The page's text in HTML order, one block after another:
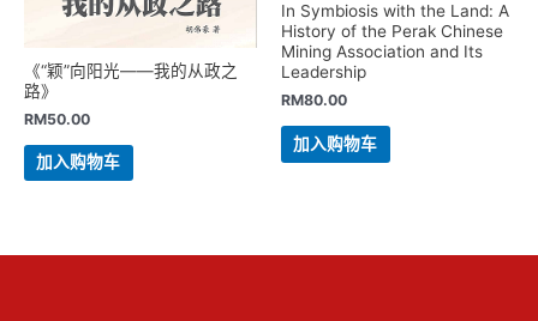
《“颖”向阳光——我的从政之
路》
RM50.00
加入购物车
In Symbiosis with the Land: A
History of the Perak Chinese
Mining Association and Its
Leadership
RM80.00
加入购物车